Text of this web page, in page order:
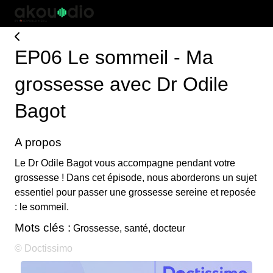
EP06 Le sommeil - Ma
grossesse avec Dr Odile
Bagot
A propos
Le Dr Odile Bagot vous accompagne pendant votre
grossesse ! Dans cet épisode, nous aborderons un sujet
essentiel pour passer une grossesse sereine et reposée
: le sommeil.
Mots clés : Grossesse, santé, docteur
© Doctissimo